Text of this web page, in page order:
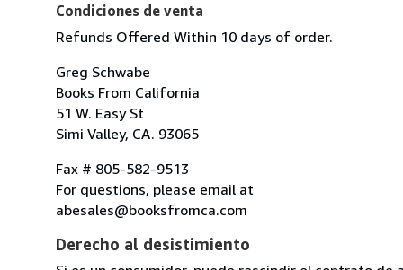
Condiciones de venta
Refunds Offered Within 10 days of order.
Greg Schwabe
Books From California
51 W. Easy St
Simi Valley, CA. 93065
Fax # 805-582-9513
For questions, please email at
abesales@booksfromca.com
Derecho al desistimiento